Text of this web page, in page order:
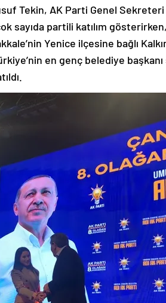
Tekin, AK Parti Genel
sayıda partili katılım
Yenice ilçesine bağlı
en genç belediye